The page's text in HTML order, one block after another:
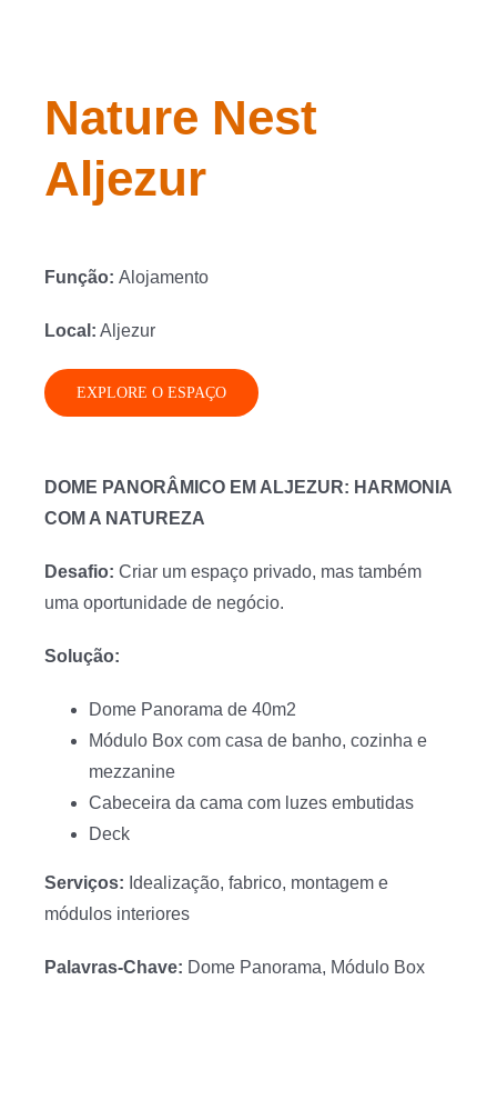
Nature Nest
Aljezur
Função: Alojamento
Local: Aljezur
EXPLORE O ESPAÇO
DOME PANORÂMICO EM ALJEZUR: HARMONIA
COM A NATUREZA
Desafio: Criar um espaço privado, mas também
uma oportunidade de negócio.
Solução:
Dome Panorama de 40m2
Módulo Box com casa de banho, cozinha e
mezzanine
Cabeceira da cama com luzes embutidas
Deck
Serviços: Idealização, fabrico, montagem e
módulos interiores
Palavras-Chave: Dome Panorama, Módulo Box